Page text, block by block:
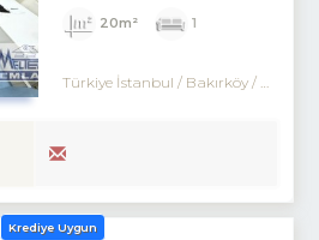
20m² 1
Türkiye İstanbul / Bakırköy/ Kartaltepe
Krediye Uygun